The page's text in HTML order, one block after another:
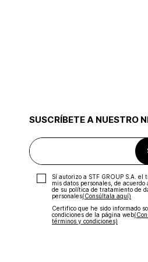
SUSCRÍBETE A NUESTRO
Sí autorizo a STF GROUP S.A. el
mis datos personales, de
de su política de tratamiento de
personales‎(Consúltala aquí)
Certifico que he sido informado
condiciones de la página web‎
términos y condiciones)